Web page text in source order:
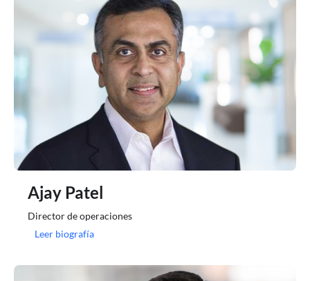
Ajay Patel
Director de operaciones
Leer biografía